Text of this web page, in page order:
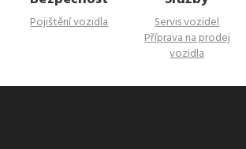
Pojištění vozidla
Servis vozidel
Příprava na prodej
vozidla